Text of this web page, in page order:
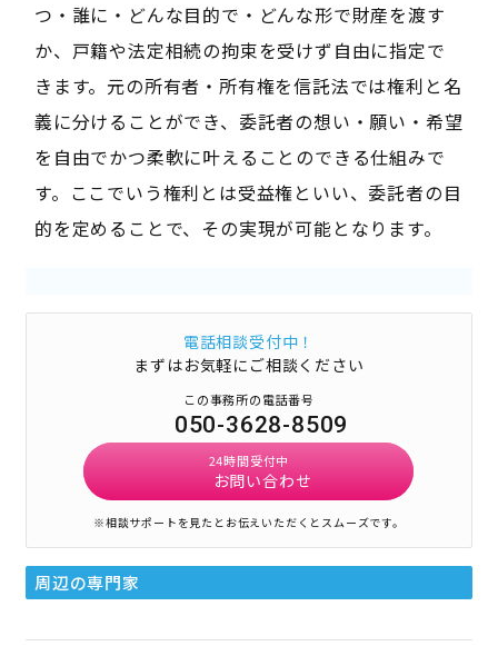
つ・誰に・どんな目的で・どんな形で財産を渡す
か、戸籍や法定相続の拘束を受けず自由に指定で
きます。元の所有者・所有権を信託法では権利と名
義に分けることができ、委託者の想い・願い・希望
を自由でかつ柔軟に叶えることのできる仕組みで
す。ここでいう権利とは受益権といい、委託者の目
的を定めることで、その実現が可能となります。
電話相談受付中！
まずはお気軽にご相談ください
この事務所の電話番号
050-3628-8509
24時間受付中
お問い合わせ
※相談サポートを見たとお伝えいただくとスムーズです。
周辺の専門家